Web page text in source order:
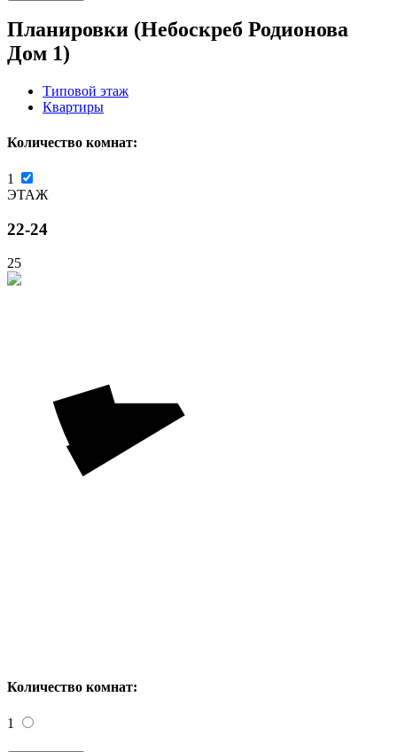
Планировки (Небоскреб Родионова
Дом 1)
Типовой этаж
Квартиры
Количество комнат:
1
ЭТАЖ
22-24
25
Количество комнат:
1